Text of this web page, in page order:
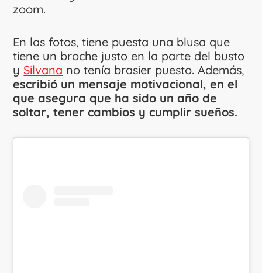
zoom.
En las fotos, tiene puesta una blusa que
tiene un broche justo en la parte del busto
ySilvana no tenía brasier puesto. Además,
escribió un mensaje motivacional, en el
que asegura que ha sido un año de
soltar, tener cambios y cumplir sueños.